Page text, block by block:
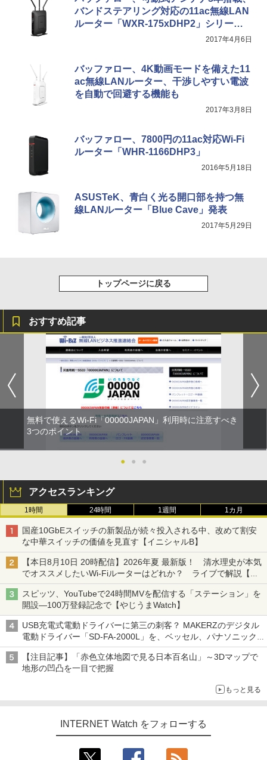
バンドステアリング対応の11ac無線LAN
ルーター「WXR-175xDHP2」シリー
2017年4月6日
バッファロー、4K動画モードを備えた11
ac無線LANルーター、干渉しやすい電波
を自動で回避する機能も
2017年3月8日
バッファロー、7800円の11ac対応Wi-Fi
ルーター「WHR-1166DHP3」
2016年5月18日
ASUSTeK、青白く光る開口部を持つ無
線LANルーター「Blue Cave」発表
2017年5月29日
トップページに戻る
おすすめ記事
無料で使えるWi-Fi「00000JAPAN」利用時に注意すべき
3つのポイント
● ● ●
アクセスランキング
1時間 24時間 1週間 1カ月
国産10GbEスイッチの新製品が続々投入される中、改めて割安
な中華スイッチの価値を見直す【イニシャルB】
【本日8月10日 20時配信】2026年夏 最新版！ 清水理史が本気
でオススメしたいWi-Fiルーターはどれか？ ライブで解説【清
水理史の「イニシャルB」チャンネル】
スピッツ、YouTubeで24時間MVを配信する「ステーション」を
開設―100万登録記念で【やじうまWatch】
USB充電式電動ドライバーに第三の刺客？ MAKERZのデジタル
電動ドライバー「SD-FA-2000L」を、ベッセル、パナソニック
と比較してみた記事に注目が集まる【アクセスランキング】
【注目記事】「赤色立体地図で見る日本百名山」～3Dマップで
地形の凹凸を一目で把握
もっと見る
INTERNET Watch をフォローする